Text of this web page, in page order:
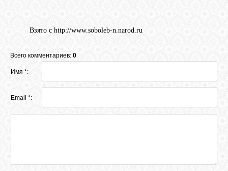
Взято с http://www.soboleb-n.narod.ru
Всего комментариев: 0
Имя *:
Email *: